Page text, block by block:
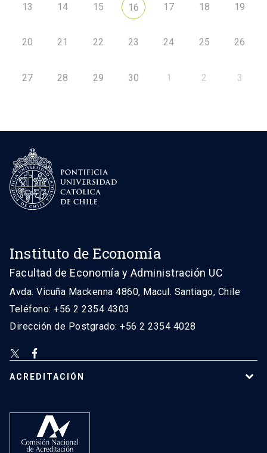
13 14 15 16 17 18 19
20 21 22 23 24 25 26
27 28 29 30 1 2 3
Instituto de Economía
Facultad de Economía y Administración UC
Avda. Vicuña Mackenna 4860, Macul. Santiago, Chile
Teléfono: +56 2 2354 4303
Dirección de Postgrado: +56 2 2354 4028
ACREDITACIÓN